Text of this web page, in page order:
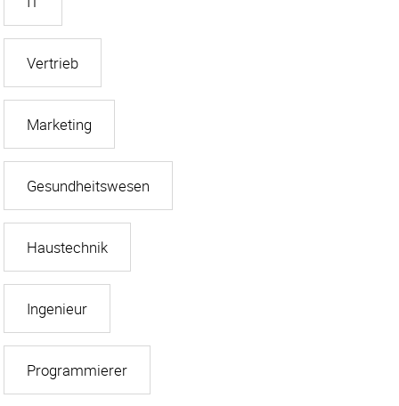
Vertrieb
Marketing
Gesundheitswesen
Haustechnik
Ingenieur
Programmierer